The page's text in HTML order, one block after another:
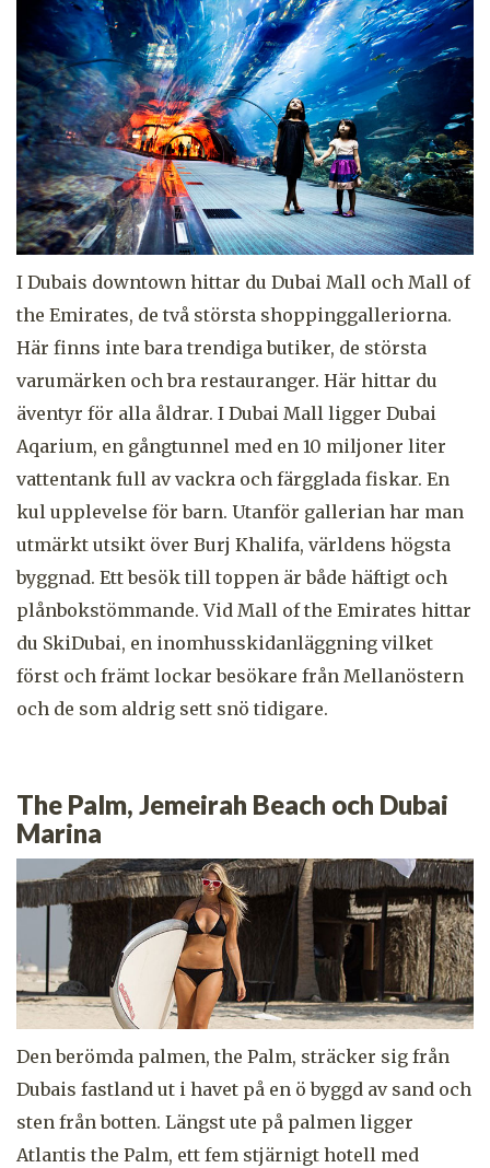
I Dubais downtown hittar du Dubai Mall och Mall of
the Emirates, de två största shoppinggalleriorna.
Här finns inte bara trendiga butiker, de största
varumärken och bra restauranger. Här hittar du
äventyr för alla åldrar. I Dubai Mall ligger Dubai
Aqarium, en gångtunnel med en 10 miljoner liter
vattentank full av vackra och färgglada fiskar. En
kul upplevelse för barn. Utanför gallerian har man
utmärkt utsikt över Burj Khalifa, världens högsta
byggnad. Ett besök till toppen är både häftigt och
plånbokstömmande. Vid Mall of the Emirates hittar
du SkiDubai, en inomhusskidanläggning vilket
först och främt lockar besökare från Mellanöstern
och de som aldrig sett snö tidigare.
The Palm, Jemeirah Beach och Dubai
Marina
Den berömda palmen, the Palm, sträcker sig från
Dubais fastland ut i havet på en ö byggd av sand och
sten från botten. Längst ute på palmen ligger
Atlantis the Palm, ett fem stjärnigt hotell med